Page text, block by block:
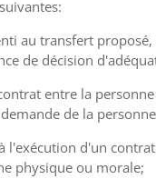
au transfert
de décision
entre la
de la
l'exécution d'un
physique ou morale;